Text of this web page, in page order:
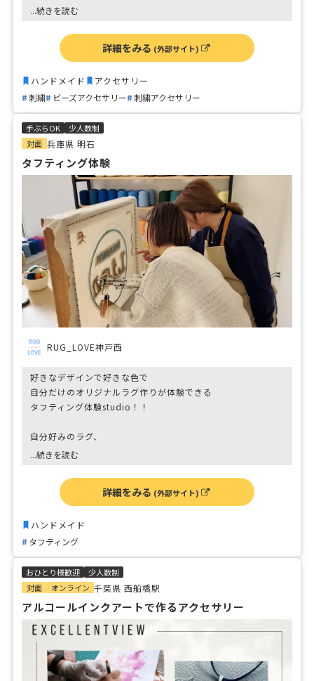
ては講師が行い、ご自宅まで郵送致します。
...続きを読む
詳細をみる (外部サイト)
ハンドメイド
アクセサリー
刺繍
ビーズアクセサリー 刺繍アクセサリー
手ぶらOK
少人数制
対面 兵庫県 明石
タフティング体験
RUG_LOVE神戸西
好きなデザインで好きな色で
自分だけのオリジナルラグ作りが体験できる
タフティング体験studio！！
自分好みのラグ、
店舗、会社のロゴ、
結婚式のウェルカムボードなど
様々なシーンに合わせてお好きなラグをお作りいただけま
す！
デザインを考える楽しさから
物が出来上がっていくワクワク感と達成感！
またタフティング独特のダダダと打ち込みが
初心者の方でも、一から丁寧に打ち込み方を
お伝えしますのでご安心下さい。
...続きを読む
詳細をみる (外部サイト)
ハンドメイド
タフティング
おひとり様歓迎
少人数制
対面
オンライン 千葉県 西船橋駅
アルコールインクアートで作るアクセサリー